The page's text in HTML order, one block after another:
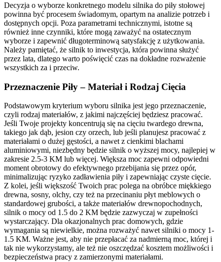
Decyzja o wyborze konkretnego modelu silnika do piły stołowej
powinna być procesem świadomym, opartym na analizie potrzeb i
dostępnych opcji. Poza parametrami technicznymi, istotne są
również inne czynniki, które mogą zaważyć na ostatecznym
wyborze i zapewnić długoterminową satysfakcję z użytkowania.
Należy pamiętać, że silnik to inwestycja, która powinna służyć
przez lata, dlatego warto poświęcić czas na dokładne rozważenie
wszystkich za i przeciw.
Przeznaczenie Piły – Materiał i Rodzaj Cięcia
Podstawowym kryterium wyboru silnika jest jego przeznaczenie,
czyli rodzaj materiałów, z jakimi najczęściej będziesz pracować.
Jeśli Twoje projekty koncentrują się na cięciu twardego drewna,
takiego jak dąb, jesion czy orzech, lub jeśli planujesz pracować z
materiałami o dużej gęstości, a nawet z cienkimi blachami
aluminiowymi, niezbędny będzie silnik o wyższej mocy, najlepiej w
zakresie 2.5-3 KM lub więcej. Większa moc zapewni odpowiedni
moment obrotowy do efektywnego przebijania się przez opór,
minimalizując ryzyko zadławienia piły i zapewniając czyste cięcie.
Z kolei, jeśli większość Twoich prac polega na obróbce miękkiego
drewna, sosny, olchy, czy też na przecinaniu płyt meblowych o
standardowej grubości, a także materiałów drewnopochodnych,
silnik o mocy od 1.5 do 2 KM będzie zazwyczaj w zupełności
wystarczający. Dla okazjonalnych prac domowych, gdzie
wymagania są niewielkie, można rozważyć nawet silniki o mocy 1-
1.5 KM. Ważne jest, aby nie przepłacać za nadmierną moc, której i
tak nie wykorzystamy, ale też nie oszczędzać kosztem możliwości i
bezpieczeństwa pracy z zamierzonymi materiałami.